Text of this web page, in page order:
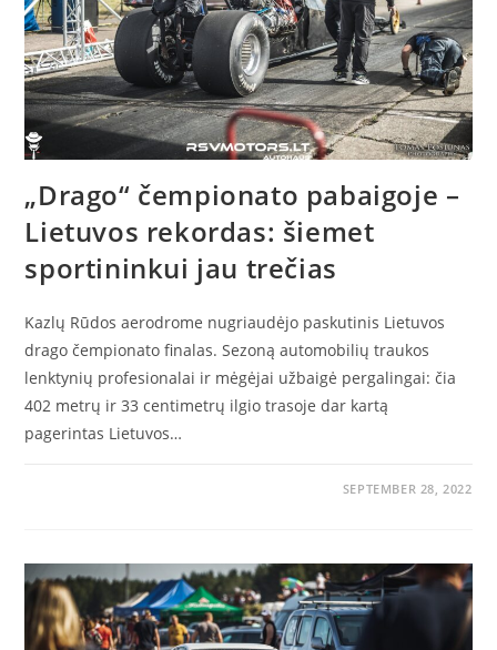
„Drago“ čempionato pabaigoje –
Lietuvos rekordas: šiemet
sportininkui jau trečias
Kazlų Rūdos aerodrome nugriaudėjo paskutinis Lietuvos
drago čempionato finalas. Sezoną automobilių traukos
lenktynių profesionalai ir mėgėjai užbaigė pergalingai: čia
402 metrų ir 33 centimetrų ilgio trasoje dar kartą
pagerintas Lietuvos…
SEPTEMBER 28, 2022